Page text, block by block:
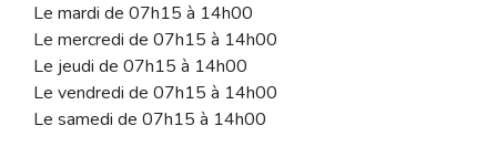
Le mardi de 07h15 à 14h00
Le mercredi de 07h15 à 14h00
Le jeudi de 07h15 à 14h00
Le vendredi de 07h15 à 14h00
Le samedi de 07h15 à 14h00